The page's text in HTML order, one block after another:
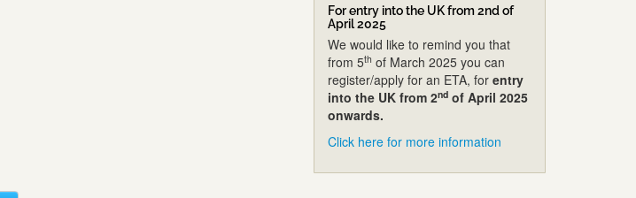
For entry into the UK from 2nd of
April 2025
We would like to remind you that
from 5th of March 2025 you can
register/apply for an ETA, for entry
into the UK from 2ndof April 2025
onwards.
Click here for more information